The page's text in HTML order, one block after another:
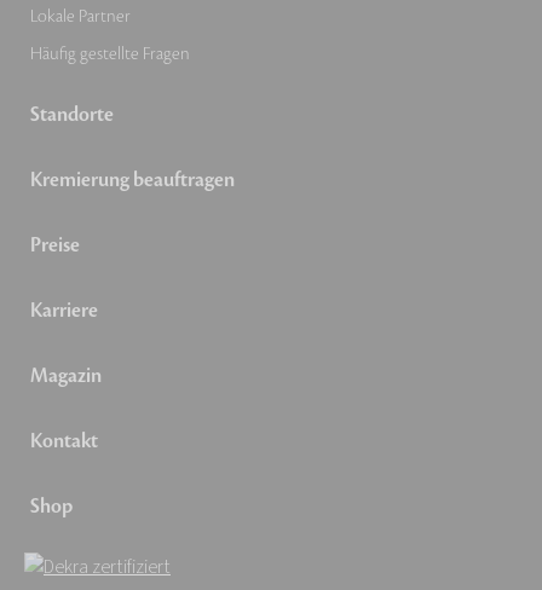
Lokale Partner
Häufig gestellte Fragen
Standorte
Kremierung beauftragen
Preise
Karriere
Magazin
Kontakt
Shop